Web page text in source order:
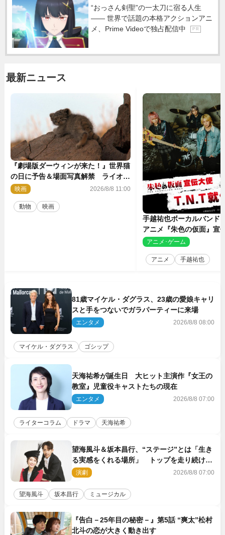
“おっさん剣聖”の一太刀に宿る人生
―― 世界で話題の本格アクションアニ
メ、Prime Videoで独占配信中
P R
最新ニュース
『劇場版ダーウィンが来た！』世界猫
の日に予告＆場面写真解禁 ライオン
やマヌルネコの赤ちゃんが大集合
映画 2026/8/8 11:00
動物 映画
手越祐也ボーカルバンド
アニメ『朱色の仮面』宣
決定
アニメ･ゲーム
アニメ 手越祐也
81歳マイケル・ダグラス、23歳の愛娘キャリ
スと手をつないでガラパーティーに来場
エンタメ 2026/8/8 08:00
マイケル・ダグラス ゴシップ
天海祐希が誕生日 大ヒット主演作『女王の
教室』児童役キャストたちの現在
エンタメ 2026/8/8 07:00
ライターコラム ドラマ 天海祐希
望海風斗＆坂本昌行、“ステージ”とは「生き
る実感をくれる場所」 トップを走り続ける
原動力を語る
演劇 2026/8/8 07:00
望海風斗 坂本昌行 ミュージカル
『告白－25年目の秘密－』第5話 “爽太”松村
北斗の恋が大きく動き出す